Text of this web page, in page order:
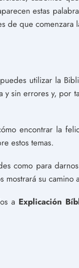
estas
de que comenzara
utilizar la
y sin errores y, por
encontrar la
estos temas.
como para
su camino
a Explicación